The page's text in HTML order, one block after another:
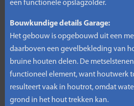
een functionele opslagzolder.
Bouwkundige details Garage:
Het gebouw is opgebouwd uit een
daarboven een gevelbekleding van
bruine houten delen. De
functioneel element, want houtwerk
resulteert vaak in houtrot, omdat
grond in het hout trekken kan.